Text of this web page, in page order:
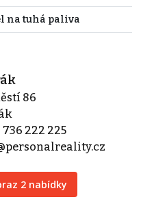
na tuhá paliva
86
222 225
2 nabídky